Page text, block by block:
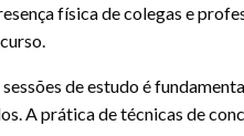
física de colegas e
de estudo é
A prática de técnicas de